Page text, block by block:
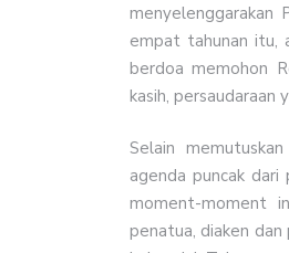
menyelenggarakan
empat tahunan itu,
berdoa memohon
kasih, persaudaraan
Selain
agenda puncak
moment-moment
penatua, diaken dan